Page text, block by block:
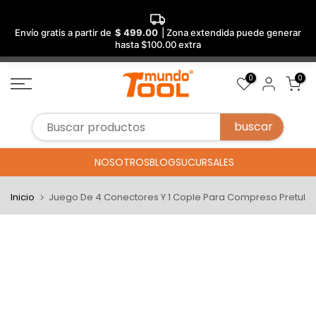
Envío gratis a partir de $ 499.00
| Zona extendida puede generar
hasta $100.00 extra
Saltar
al
0 0
NOSOTROSBLOGSUCURSALES
Inicio Juego De 4 Conectores Y 1 Cople Para Compreso Pretul